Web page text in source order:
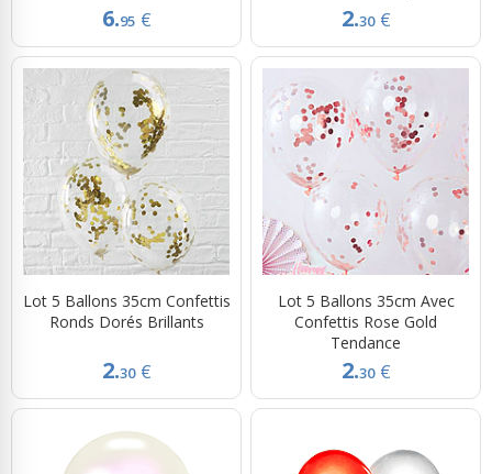
6.95 € 2.30 €
Lot 5 Ballons 35cm Confettis
Ronds Dorés Brillants
2.30 €
Lot 5 Ballons 35cm Avec
Confettis Rose Gold
Tendance
2.30 €